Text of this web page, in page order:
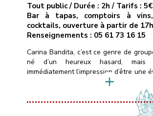
Tout public / Durée : 2h / Tarifs :
Bar à tapas, comptoirs à
cocktails, ouverture à partir de
Renseignements : 05 61 73 16 15
Carina Bandita, c’est ce genre de
né d’un heureux hasard, mais
immédiatement l’impression d’être une
formation rock dont les membres
différentes parties du monde, chacun
ses bagages un accent, une histoire,
musicale.Ce qui les uni, c’est une